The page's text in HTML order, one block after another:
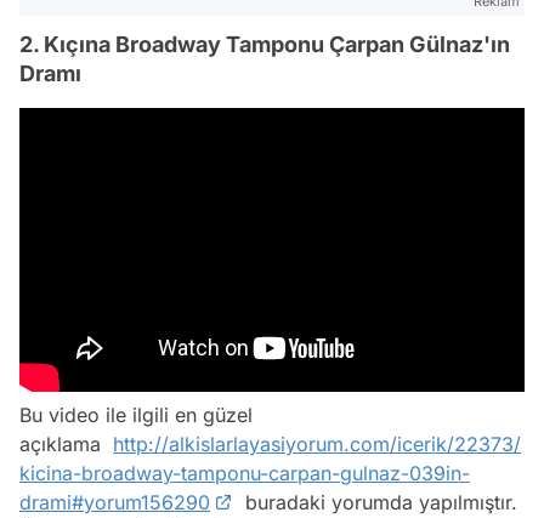
2. Kıçına Broadway Tamponu Çarpan Gülnaz'ın
Dramı
Bu video ile ilgili en güzel
açıklama http://alkislarlayasiyorum.com/icerik/22373/
kicina-broadway-tamponu-carpan-gulnaz-039in-
drami#yorum156290
buradaki yorumda yapılmıştır.